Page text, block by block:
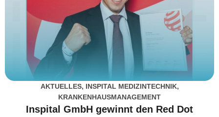
AKTUELLES, INSPITAL MEDIZINTECHNIK,
KRANKENHAUSMANAGEMENT
Inspital GmbH gewinnt den Red Dot